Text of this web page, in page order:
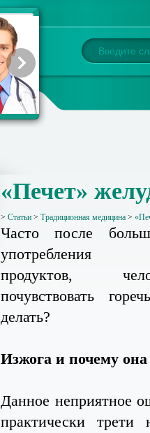
«Печет»
> Статьи > Традиционная медицина >
Часто после
употребления
продуктов,
почувствовать
делать?
Изжога и почему она
Данное неприятное
практически трети